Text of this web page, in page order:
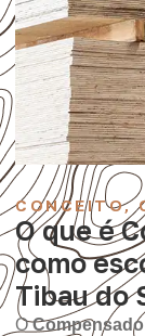
CONCEITO,
O que é
como
Tibau do
O